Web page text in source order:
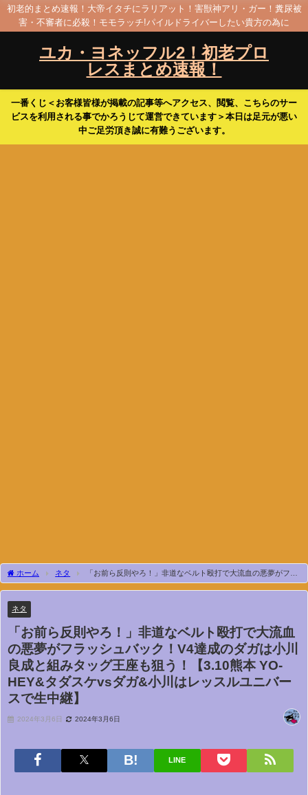
初老的まとめ速報！大帝イタチにラリアット！害獣神アリ・ガー！糞尿被
害・不審者に必殺！モモラッチ!パイルドライバーしたい貴方の為に
ユカ・ヨネッフル2！初老プロ
レスまとめ速報！
一番くじ＜お客様皆様が掲載の記事等へアクセス、閲覧、こちらのサー
ビスを利用される事でかろうじて運営できています＞本日は足元が悪い
中ご足労頂き誠に有難うございます。
ホーム ネタ
「お前ら反則やろ！」非道なベルト殴打で大流血の悪夢がフラ
ッシュバック！V4達成のダガは小川良成と組みタッグ王座も狙う！【3.10熊本 YO-
ネタ
「お前ら反則やろ！」非道なベルト殴打で大流血
の悪夢がフラッシュバック！V4達成のダガは小川
良成と組みタッグ王座も狙う！【3.10熊本 YO-
HEY&タダスケvsダガ&小川はレッスルユニバー
スで生中継】
2024年3月6日 2024年3月6日
LINE